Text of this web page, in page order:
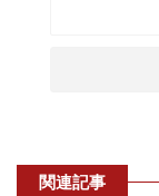
関連記事